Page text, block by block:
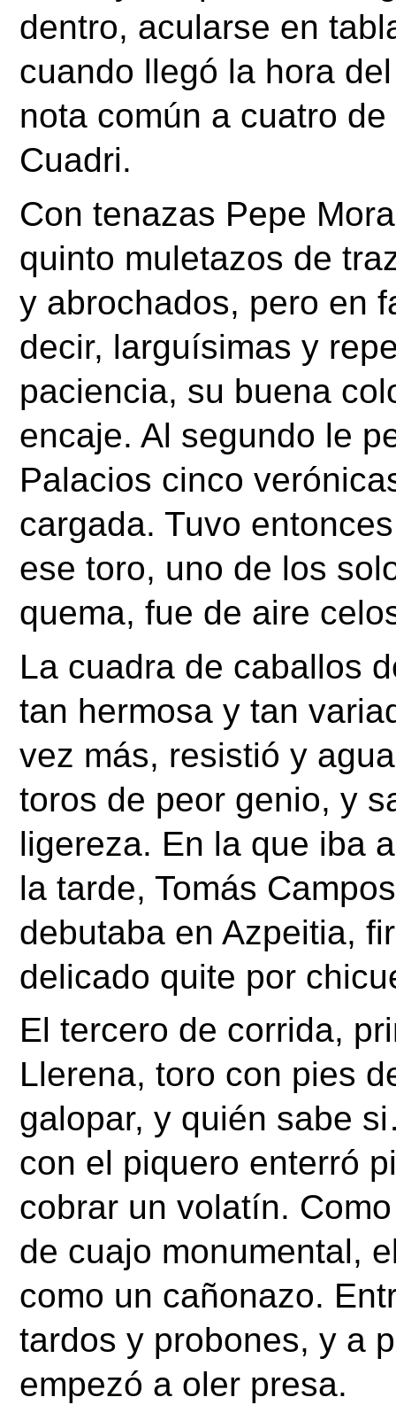
dentro, acularse en
cuando llegó la hora
nota común a cuatro
Cuadri.
Con tenazas Pepe
quinto muletazos de
y abrochados, pero en
decir, larguísimas y
paciencia, su buena
encaje. Al segundo le
Palacios cinco
cargada. Tuvo
ese toro, uno de los
quema, fue de aire
La cuadra de caballos
tan hermosa y tan
vez más, resistió y
toros de peor genio, y
ligereza. En la que iba
la tarde, Tomás
debutaba en Azpeitia,
delicado quite por
El tercero de corrida,
Llerena, toro con pies
galopar, y quién sabe
con el piquero enterró
cobrar un volatín.
de cuajo monumental,
como un cañonazo.
tardos y probones, y a
empezó a oler presa.